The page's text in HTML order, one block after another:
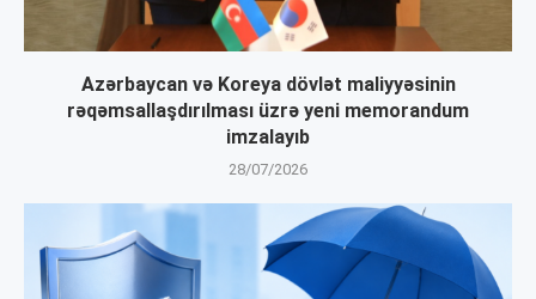
Azərbaycan və Koreya dövlət maliyyəsinin
rəqəmsallaşdırılması üzrə yeni memorandum
imzalayıb
28/07/2026